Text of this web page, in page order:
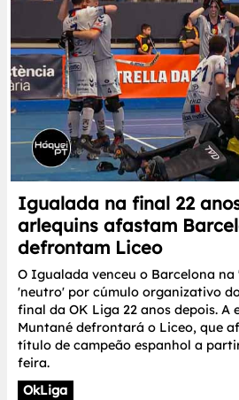
Igualada na final 22
arlequins afastam
defrontam Liceo
O Igualada venceu o Barcelona na
'neutro' por cúmulo organizativo
final da OK Liga 22 anos depois. A
Muntané defrontará o Liceo, que
título de campeão espanhol a
feira.
OkLiga